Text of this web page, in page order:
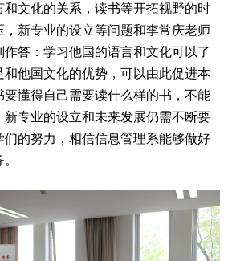
文化的关系，读书等开拓视野的时
，新专业的设立等问题和李常庆老师
答：学习他国的语言和文化可以了
他国文化的优势，可以由此促进本
要懂得自己需要读什么样的书，不能
专业的设立和未来发展仍需不断要
的努力，相信信息管理系能够做好